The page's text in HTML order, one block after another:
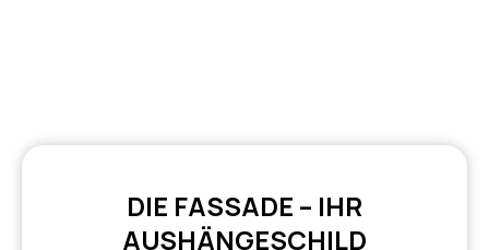
DIE FASSADE – IHR
AUSHÄNGESCHILD